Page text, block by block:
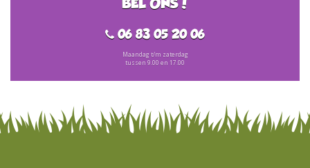
BEL ONS!
06 83 05 20 06
Maandag t/m zaterdag
tussen 9.00 en 17.00